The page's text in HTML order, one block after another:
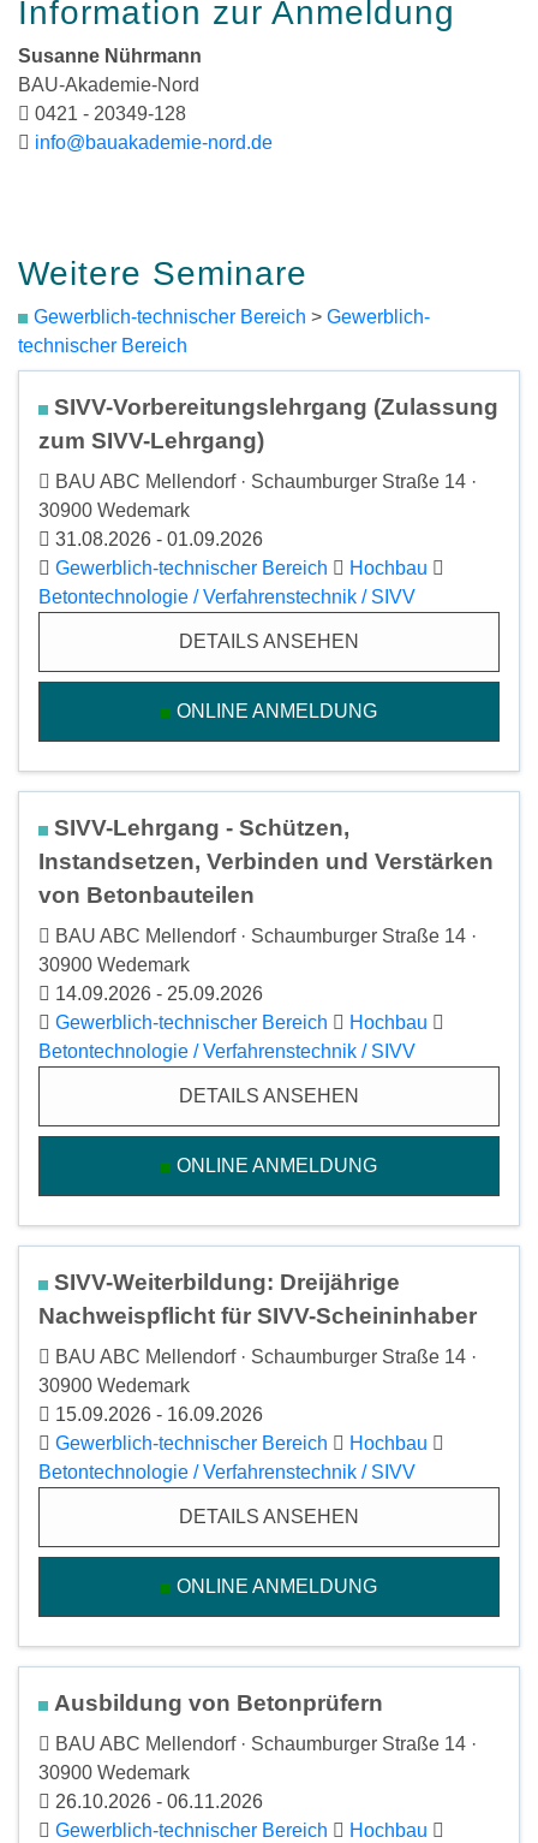
Information zur Anmeldung
Susanne Nührmann
BAU-Akademie-Nord
0421 - 20349-128
info@bauakademie-nord.de
Weitere Seminare
Gewerblich-technischer Bereich > Gewerblich-
technischer Bereich
SIVV-Vorbereitungslehrgang (Zulassung
zum SIVV-Lehrgang)
BAU ABC Mellendorf · Schaumburger Straße 14 ·
30900 Wedemark
31.08.2026 - 01.09.2026
Gewerblich-technischer Bereich
Hochbau
Betontechnologie / Verfahrenstechnik / SIVV
DETAILS ANSEHEN
ONLINE ANMELDUNG
SIVV-Lehrgang - Schützen,
Instandsetzen, Verbinden und Verstärken
von Betonbauteilen
BAU ABC Mellendorf · Schaumburger Straße 14 ·
30900 Wedemark
14.09.2026 - 25.09.2026
Gewerblich-technischer Bereich
Hochbau
Betontechnologie / Verfahrenstechnik / SIVV
DETAILS ANSEHEN
ONLINE ANMELDUNG
SIVV-Weiterbildung: Dreijährige
Nachweispflicht für SIVV-Scheininhaber
BAU ABC Mellendorf · Schaumburger Straße 14 ·
30900 Wedemark
15.09.2026 - 16.09.2026
Gewerblich-technischer Bereich
Hochbau
Betontechnologie / Verfahrenstechnik / SIVV
DETAILS ANSEHEN
ONLINE ANMELDUNG
Ausbildung von Betonprüfern
BAU ABC Mellendorf · Schaumburger Straße 14 ·
30900 Wedemark
26.10.2026 - 06.11.2026
Gewerblich-technischer Bereich
Hochbau